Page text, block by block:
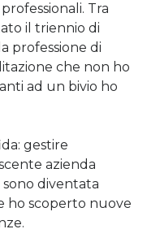
soggiorni estivi per
la sclerosi
sugli investimenti
Tra
il triennio di
professione di
che non ho
ad un bivio ho
gestire
azienda
diventata
ho scoperto nuove